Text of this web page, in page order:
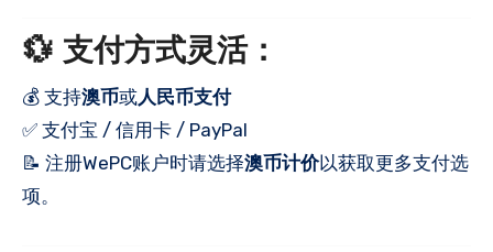
💱 支付方式灵活：
💰 支持澳币或人民币支付
✅ 支付宝 / 信用卡 / PayPal
📝 注册WePC账户时请选择澳币计价以获取更多支付选
项。